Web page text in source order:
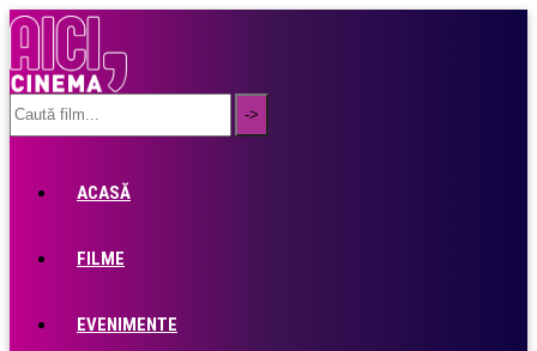
ACASĂ
FILME
EVENIMENTE